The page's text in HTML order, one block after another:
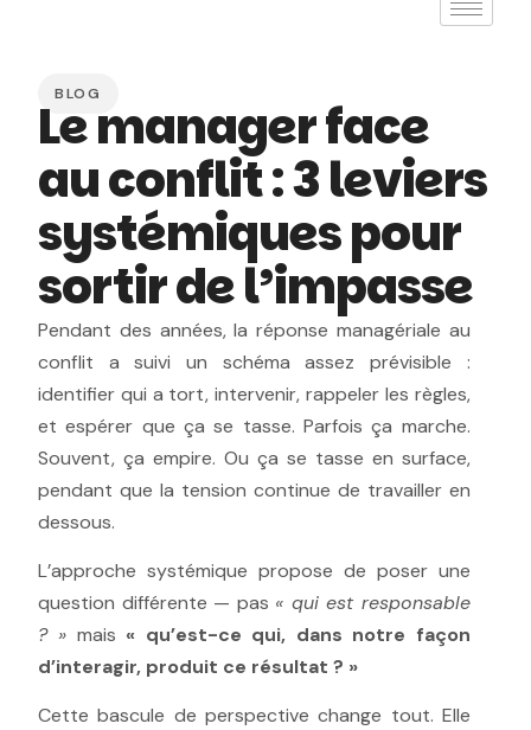
BLOG
Le manager face
au conflit : 3 leviers
systémiques pour
sortir de l’impasse
Pendant des années, la réponse managériale au
conflit a suivi un schéma assez prévisible :
identifier qui a tort, intervenir, rappeler les règles,
et espérer que ça se tasse. Parfois ça marche.
Souvent, ça empire. Ou ça se tasse en surface,
pendant que la tension continue de travailler en
dessous.
L’approche systémique propose de poser une
question différente — pas « qui est responsable
? » mais« qu’est-ce qui, dans notre façon
d’interagir, produit ce résultat ? »
Cette bascule de perspective change tout. Elle